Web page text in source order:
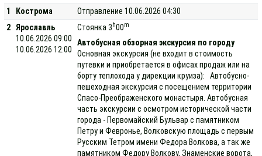
1
Кострома
Отправление 10.06.2026 04:30
2
Ярославль
10.06.2026 09:00
10.06.2026 12:00
Стоянка 3 h00m
Автобусная обзорная экскурсия по городу
Основная экскурсия (не входит в стоимость
путевки и приобретается в офисах продаж или на
борту теплохода у дирекции круиза): Автобусно-
пешеходная экскурсия с посещением территории
Спасо-Преображенского монастыря. Автобусная
часть экскурсии с осмотром исторической части
города - Первомайский Бульвар с памятником
Петру и Февронье, Волковскую площадь с первым
Русским Тетром имени Федора Волкова, а так же
памятником Федору Волкову, Знаменские ворота,